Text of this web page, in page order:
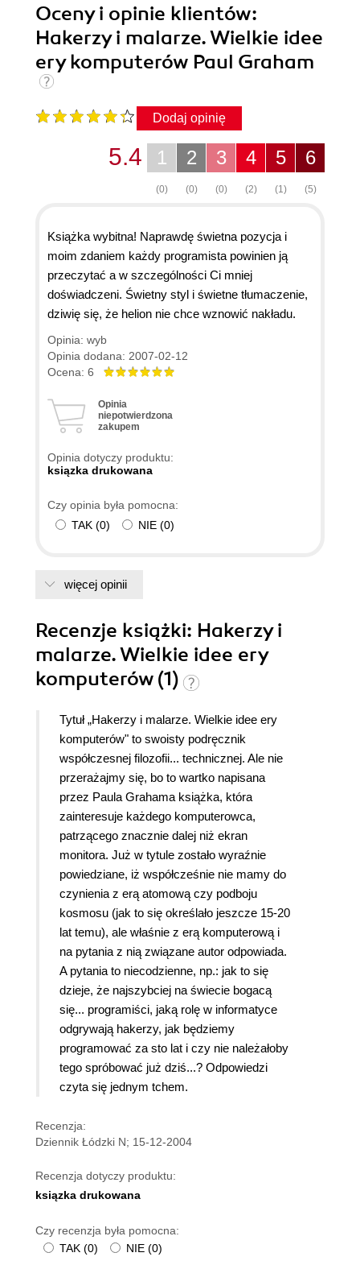
Oceny i opinie klientów:
Hakerzy i malarze. Wielkie idee
ery komputerów Paul Graham
Dodaj opinię
6
(5)
5
(1)
4
(2)
3
(0)
2
(0)
1
(0)
5.4
Książka wybitna! Naprawdę świetna pozycja i
moim zdaniem każdy programista powinien ją
przeczytać a w szczególności Ci mniej
doświadczeni. Świetny styl i świetne tłumaczenie,
dziwię się, że helion nie chce wznowić nakładu.
Opinia: wyb
Opinia dodana: 2007-02-12
Ocena: 6
Opinia
niepotwierdzona
zakupem
Opinia dotyczy produktu:
ksiązka drukowana
Czy opinia była pomocna:
TAK (0) NIE (0)
więcej opinii
Recenzje książki: Hakerzy i
malarze. Wielkie idee ery
komputerów (1)
Tytuł „Hakerzy i malarze. Wielkie idee ery
komputerów" to swoisty podręcznik
współczesnej filozofii... technicznej. Ale nie
przerażajmy się, bo to wartko napisana
przez Paula Grahama książka, która
zainteresuje każdego komputerowca,
patrzącego znacznie dalej niż ekran
monitora. Już w tytule zostało wyraźnie
powiedziane, iż współcześnie nie mamy do
czynienia z erą atomową czy podboju
kosmosu (jak to się określało jeszcze 15-20
lat temu), ale właśnie z erą komputerową i
na pytania z nią związane autor odpowiada.
A pytania to niecodzienne, np.: jak to się
dzieje, że najszybciej na świecie bogacą
się... programiści, jaką rolę w informatyce
odgrywają hakerzy, jak będziemy
programować za sto lat i czy nie należałoby
tego spróbować już dziś...? Odpowiedzi
czyta się jednym tchem.
Recenzja:
Dziennik Łódzki N; 15-12-2004
Recenzja dotyczy produktu:
ksiązka drukowana
Czy recenzja była pomocna:
TAK (0) NIE (0)